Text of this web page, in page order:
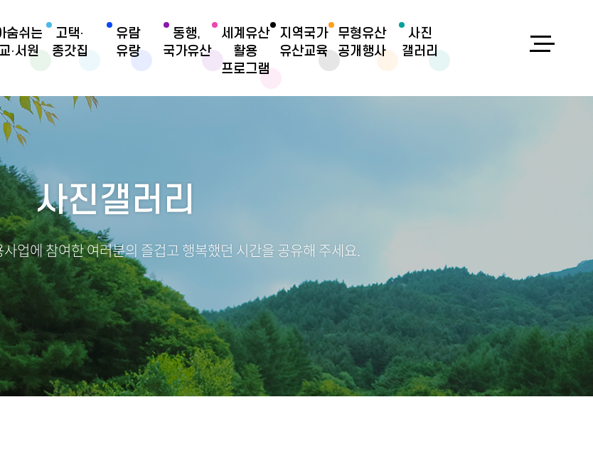
숨쉬는
·서원
고택·
종갓집
유람
유랑
동행,
국가유산
세계유산
활용
프로그램
지역국가
유산교육
무형유산
공개행사
사진
갤러리
사진갤러리
업에 참여한 여러분의 즐겁고 행복했던 시간을 공유해 주세요.